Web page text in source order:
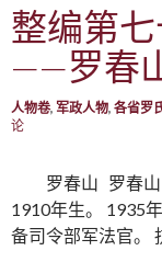
整编第
——罗春
人物卷, 军政人物, 各省罗
论
罗春山 罗春山
1910年生。 1935
备司令部军法官。